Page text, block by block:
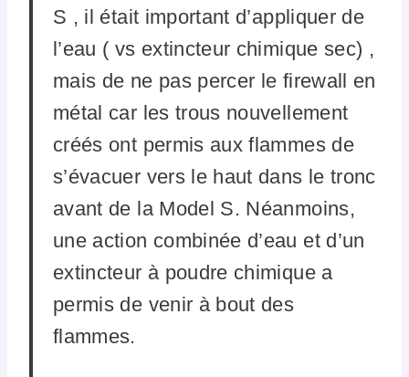
S , il était important d’appliquer de
l’eau ( vs extincteur chimique sec) ,
mais de ne pas percer le firewall en
métal car les trous nouvellement
créés ont permis aux flammes de
s’évacuer vers le haut dans le tronc
avant de la Model S. Néanmoins,
une action combinée d’eau et d’un
extincteur à poudre chimique a
permis de venir à bout des
flammes.